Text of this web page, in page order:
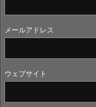
メールアドレス
ウェブサイト